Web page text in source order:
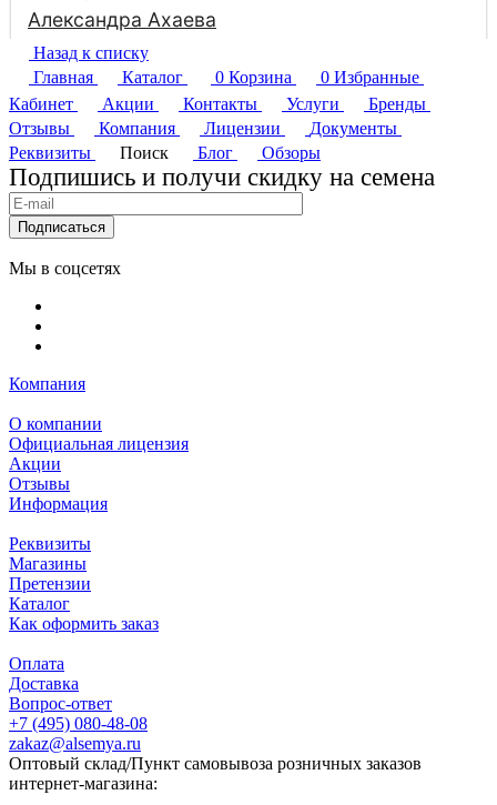
Назад к списку
Главная
Каталог 0 Корзина 0 Избранные
Кабинет
Акции Контакты Услуги
Бренды
Отзывы
Компания Лицензии
Документы
Реквизиты
Поиск Блог Обзоры
Подпишись и получи скидку на семена
Подписаться
Мы в соцсетях
Компания
О компании
Официальная лицензия
Акции
Отзывы
Информация
Реквизиты
Магазины
Претензии
Каталог
Как оформить заказ
Оплата
Доставка
Вопрос-ответ
+7 (495) 080-48-08
zakaz@alsemya.ru
Оптовый склад/Пункт самовывоза розничных заказов
интернет-магазина: